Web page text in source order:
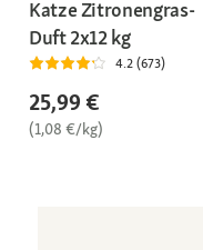
Katze Zitronengras-
Duft 2x12 kg
4.2 (673)
25,99 €
(1,08 €/kg)